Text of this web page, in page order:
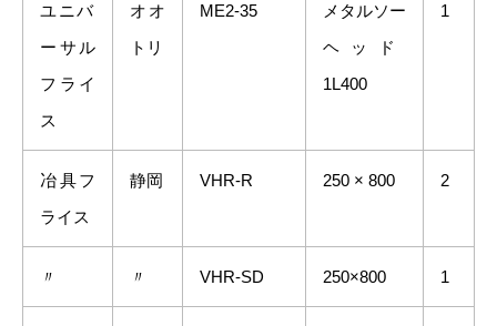
ユニバ
ーサル
フライ
ス
オオ
トリ
ME2-35
メタルソー
ヘッド
1L400
1
冶具フ
ライス
静岡 VHR-R 250 × 800 2
〃 〃 VHR-SD 250×800 1